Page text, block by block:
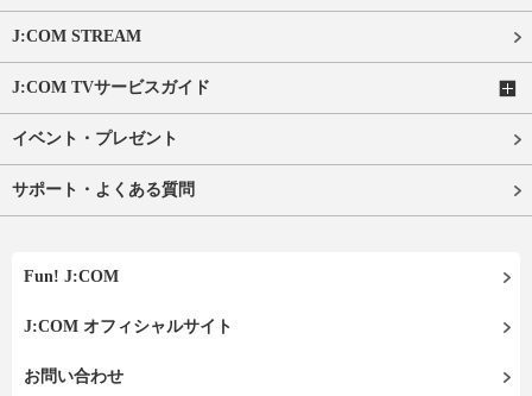
J:COM STREAM
J:COM TVサービスガイド
イベント・プレゼント
サポート・よくある質問
Fun! J:COM
J:COM オフィシャルサイト
お問い合わせ